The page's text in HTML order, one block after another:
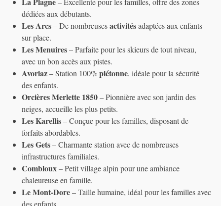
dédiées aux débutants.
Les Arcs– De nombreusesactivitésadaptées aux enfants
sur place.
Les Menuires– Parfaite pour les skieurs de tout niveau,
avec un bon accès aux pistes.
Avoriaz– Station 100%piétonne, idéale pour la sécurité
des enfants.
Orcières Merlette 1850– Pionnière avec son jardin des
neiges, accueille les plus petits.
Les Karellis– Conçue pour les familles, disposant de
forfaits abordables.
Les Gets– Charmante station avec de nombreuses
infrastructures familiales.
Combloux– Petit village alpin pour une ambiance
chaleureuse en famille.
Le Mont-Dore– Taille humaine, idéal pour les familles avec
des enfants.